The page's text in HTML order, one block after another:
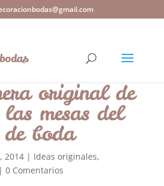
original de
mesas del
de boda
2014| Ideas originales,
0 Comentarios